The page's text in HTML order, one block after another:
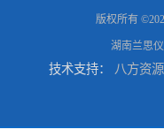
版权所有
湖南兰思
技术支持： 八方资